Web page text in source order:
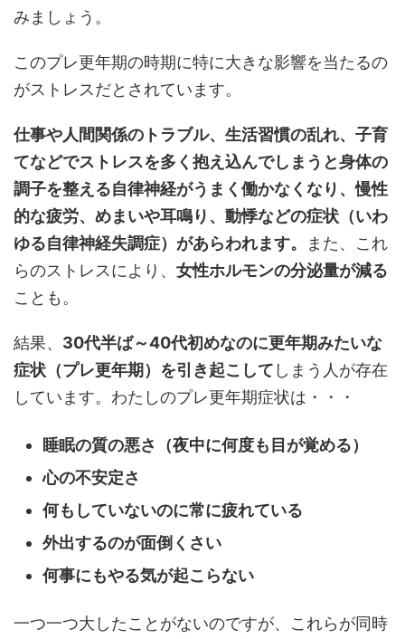
みましょう。
このプレ更年期の時期に特に大きな影響を当たるの
がストレスだとされています。
仕事や人間関係のトラブル、生活習慣の乱れ、子育
てなどでストレスを多く抱え込んでしまうと身体の
調子を整える自律神経がうまく働かなくなり、慢性
的な疲労、めまいや耳鳴り、動悸などの症状（いわ
ゆる自律神経失調症）があらわれます。
また、これ
らのストレスにより、 女性ホルモンの分泌量が減る
ことも。
結果、 30代半ば～40代初めなのに更年期みたいな
症状（プレ更年期）を引き起こして しまう人が存在
しています。わたしのプレ更年期症状は・・・
睡眠の質の悪さ（夜中に何度も目が覚める）
心の不安定さ
何もしていないのに常に疲れている
外出するのが面倒くさい
何事にもやる気が起こらない
一つ一つ大したことがないのですが、これらが同時